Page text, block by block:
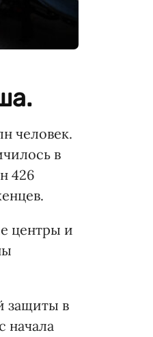
человек.
в
426
центры и
защиты в
начала